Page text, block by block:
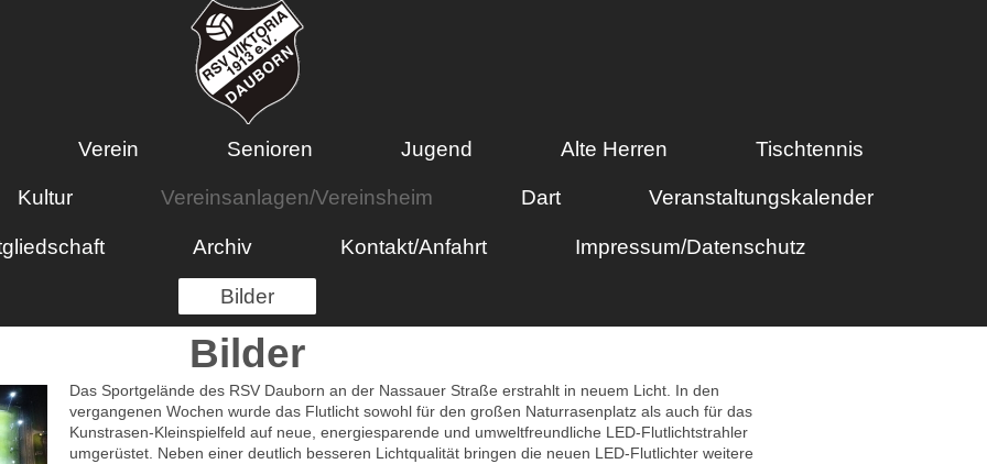
Verein Senioren Jugend Alte Herren Tischtennis
Kultur Vereinsanlagen/Vereinsheim Dart Veranstaltungskalender
Archiv Kontakt/Anfahrt Impressum/Datenschutz
Bilder
Bilder
Das Sportgelände des RSV Dauborn an der Nassauer Straße erstrahlt in neuem Licht. In den
vergangenen Wochen wurde das Flutlicht sowohl für den großen Naturrasenplatz als auch für das
Kunstrasen-Kleinspielfeld auf neue, energiesparende und umweltfreundliche LED-Flutlichtstrahler
umgerüstet. Neben einer deutlich besseren Lichtqualität bringen die neuen LED-Flutlichter weitere